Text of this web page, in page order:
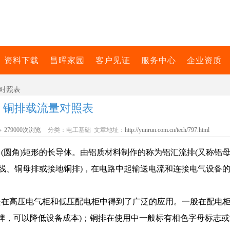
资料下载 昌晖家园 客户见证 服务中心 企业资质
照表
铜排载流量对照表
279000次浏览 分类：电工基础 文章地址： http://yunrun.com.cn/tech/797.html
角)矩形的长导体。由铝质材料制作的称为铝汇流排(又称铝
、铜母排或接地铜排)，在电路中起输送电流和连接电气设备
高压电气柜和低压配电柜中得到了广泛的应用。一般在配电
可以降低设备成本)；铜排在使用中一般标有相色字母标志